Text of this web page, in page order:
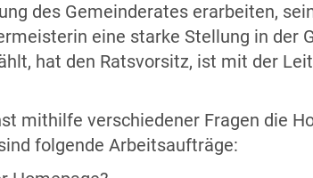
des Gemeinderates erarbeiten,
eine starke Stellung in der
hat den Ratsvorsitz, ist mit der
mithilfe verschiedener Fragen die
folgende Arbeitsaufträge: